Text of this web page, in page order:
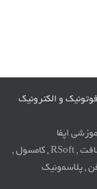
و الکترونیک
اپفا
بسته آموزشی , نرم افزار , لومریکال , Lumerical , آرسافت , RSoft , کامسول ,